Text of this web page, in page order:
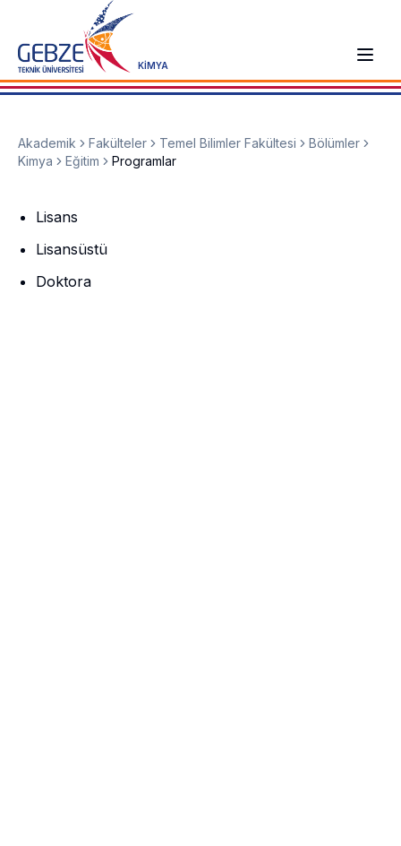
KİMYA
Akademik Fakülteler Temel Bilimler Fakültesi
Bölümler
Kimya
Eğitim Programlar
Lisans
Lisansüstü
Doktora